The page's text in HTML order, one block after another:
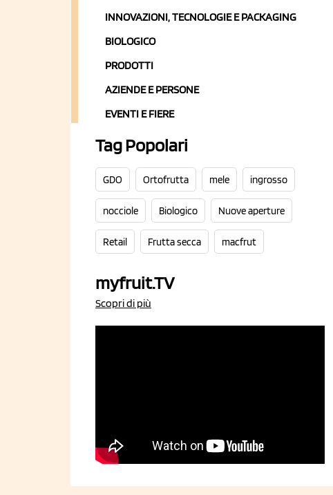
INNOVAZIONI, TECNOLOGIE E PACKAGING
BIOLOGICO
PRODOTTI
AZIENDE E PERSONE
EVENTI E FIERE
Tag Popolari
GDO Ortofrutta mele ingrosso
nocciole Biologico Nuove aperture
Retail Frutta secca macfrut
myfruit.TV
Scopri di più